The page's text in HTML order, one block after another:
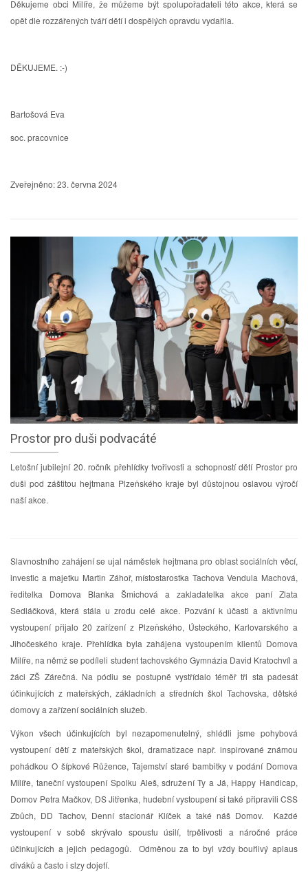
Děkujeme obci Milíře, že můžeme být spolupořadateli této akce, která se
opět dle rozzářených tváří dětí i dospělých opravdu vydařila.
DĚKUJEME. :-)
Bartošová Eva
soc. pracovnice
Zveřejněno: 23. června 2024
Prostor pro duši podvacáté
Letošní jubilejní 20. ročník přehlídky tvořivosti a schopností dětí Prostor pro
duši pod záštitou hejtmana Plzeňského kraje byl důstojnou oslavou výročí
naší akce.
Slavnostního zahájení se ujal náměstek hejtmana pro oblast sociálních věcí,
investic a majetku Martin Záhoř, místostarostka Tachova Vendula Machová,
ředitelka Domova Blanka Šmichová a zakladatelka akce paní Zlata
Sedláčková, která stála u zrodu celé akce. Pozvání k účasti a aktivnímu
vystoupení přijalo 20 zařízení z Plzeňského, Ústeckého, Karlovarského a
Jihočeského kraje. Přehlídka byla zahájena vystoupením klientů Domova
Milíře, na němž se podíleli student tachovského Gymnázia David Kratochvíl a
žáci ZŠ Zárečná. Na pódiu se postupně vystřídalo téměř tři sta padesát
účinkujících z mateřských, základních a středních škol Tachovska, dětské
domovy a zařízení sociálních služeb.
Výkon všech účinkujících byl nezapomenutelný, shlédli jsme pohybová
vystoupení dětí z mateřských škol, dramatizace např. inspirované známou
pohádkou O šípkové Růžence, Tajemství staré bambitky v podání Domova
Milíře, taneční vystoupení Spolku Aleš, sdružení Ty a Já, Happy Handicap,
Domov Petra Mačkov, DS Jitřenka, hudební vystoupení si také připravili CSS
Zbůch, DD Tachov, Denní stacionář Klíček a také náš Domov. Každé
vystoupení v sobě skrývalo spoustu úsilí, trpělivosti a náročné práce
účinkujících a jejich pedagogů. Odměnou za to byl vždy bouřlivý aplaus
diváků a často i slzy dojetí.